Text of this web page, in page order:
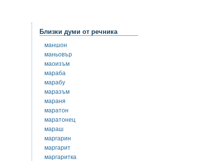
Близки думи от речника
маншон
маньовър
маоизъм
мараба
марабу
маразъм
мараня
маратон
маратонец
мараш
маргарин
маргарит
маргаритка